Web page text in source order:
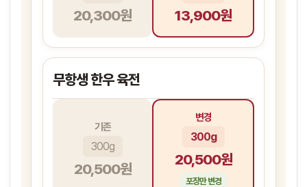
20,300원 13,900원
무항생 한우 육전
기존
20,500원
300g
변경
20,500원
300g
포장만 변경